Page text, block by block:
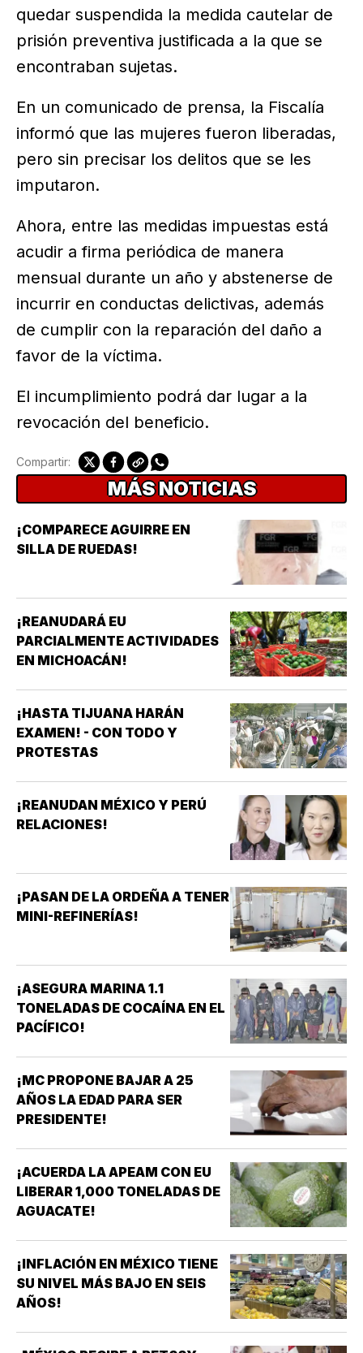
quedar suspendida la medida cautelar de
prisión preventiva justificada a la que se
encontraban sujetas.
En un comunicado de prensa, la Fiscalía
informó que las mujeres fueron liberadas,
pero sin precisar los delitos que se les
imputaron.
Ahora, entre las medidas impuestas está
acudir a firma periódica de manera
mensual durante un año y abstenerse de
incurrir en conductas delictivas, además
de cumplir con la reparación del daño a
favor de la víctima.
El incumplimiento podrá dar lugar a la
revocación del beneficio.
Compartir:
MÁS NOTICIAS
¡COMPARECE AGUIRRE EN
SILLA DE RUEDAS!
¡REANUDARÁ EU
PARCIALMENTE ACTIVIDADES
EN MICHOACÁN!
¡HASTA TIJUANA HARÁN
EXAMEN! - CON TODO Y
PROTESTAS
¡REANUDAN MÉXICO Y PERÚ
RELACIONES!
¡PASAN DE LA ORDEÑA A TENER
MINI-REFINERÍAS!
¡ASEGURA MARINA 1.1
TONELADAS DE COCAÍNA EN EL
PACÍFICO!
¡MC PROPONE BAJAR A 25
AÑOS LA EDAD PARA SER
PRESIDENTE!
¡ACUERDA LA APEAM CON EU
LIBERAR 1,000 TONELADAS DE
AGUACATE!
¡INFLACIÓN EN MÉXICO TIENE
SU NIVEL MÁS BAJO EN SEIS
AÑOS!